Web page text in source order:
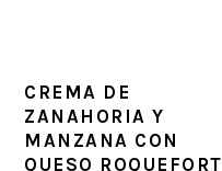
CREMA DE
ZANAHORIA Y
MANZANA CON
QUESO ROQUEFORT